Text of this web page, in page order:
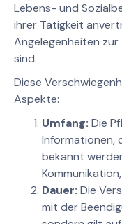
Lebens- und
ihrer Tätigkeit
Angelegenheiten
sind.
Diese
Aspekte:
Umfang: Die
Informationen,
bekannt
Dauer: Die
mit der